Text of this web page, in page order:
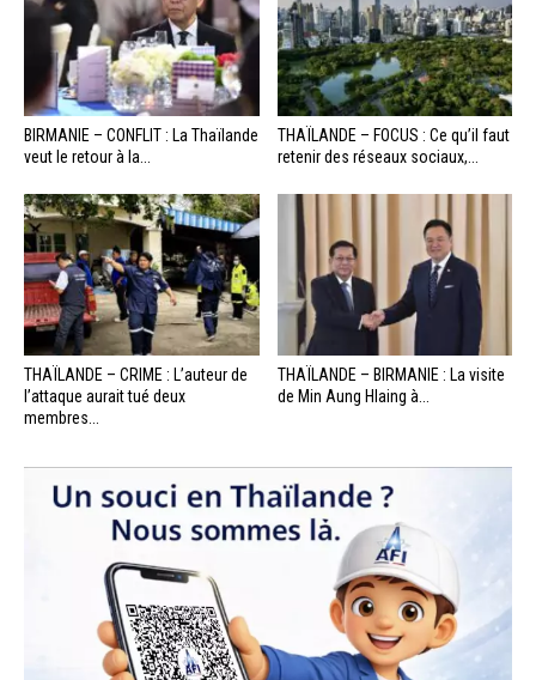
BIRMANIE – CONFLIT : La Thaïlande
veut le retour à la...
THAÏLANDE – FOCUS : Ce qu’il faut
retenir des réseaux sociaux,...
THAÏLANDE – CRIME : L’auteur de
l’attaque aurait tué deux
membres...
THAÏLANDE – BIRMANIE : La visite
de Min Aung Hlaing à...